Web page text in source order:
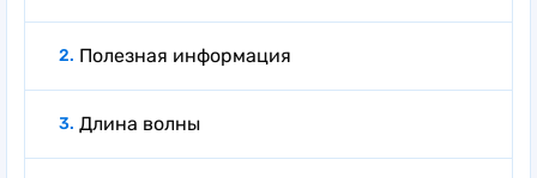
Полезная информация
Длина волны